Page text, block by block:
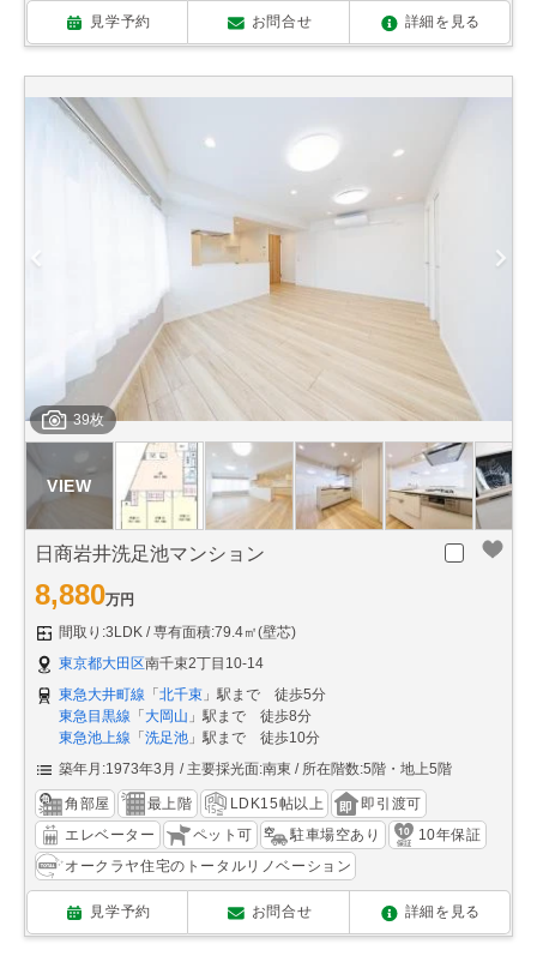
見学予約 お問合せ 詳細を見る
39枚
日商岩井洗足池マンション
8,880万円
間取り:3LDK
専有面積:79.4㎡(壁芯)
東京都大田区南千束2丁目10-14
東急大井町線 「 北千束 」駅まで 徒歩5分
東急目黒線 「 大岡山 」駅まで 徒歩8分
東急池上線 「 洗足池 」駅まで 徒歩10分
築年月:1973年3月
主要採光面:南東 所在階数:5階・地上5階
角部屋 最上階 LDK15帖以上
即引渡可
エレベーター
ペット可 駐車場空あり
10年保証
オークラヤ住宅のトータルリノベーション
見学予約 お問合せ 詳細を見る